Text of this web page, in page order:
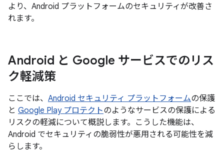
より、Android プラットフォームのセキュリティが改善さ
れます。
Android と Google サービスでのリス
ク軽減策
ここでは、 Android セキュリティ プラットフォームの保護
と Google Play プロテクトのようなサービスの保護による
リスクの軽減について概説します。こうした機能は、
Android でセキュリティの脆弱性が悪用される可能性を減
らします。